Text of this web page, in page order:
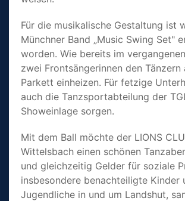
Für die musika­lische Ge­staltung ist
Münch­ner Band „Music Swing Set"
worden. Wie bereits im
zwei Frontsän­ge­rinnen den Tänzern
Parkett ein­heizen. Für fetzige
auch die Tanzsport­abteilung der
Showeinlage sorgen.
Mit dem Ball möchte der LIONS
Wit­telsbach einen schönen
und gleichzei­tig Gelder für soziale
insbesondere benach­teiligte Kinder
Jugendliche in und um Landshut,